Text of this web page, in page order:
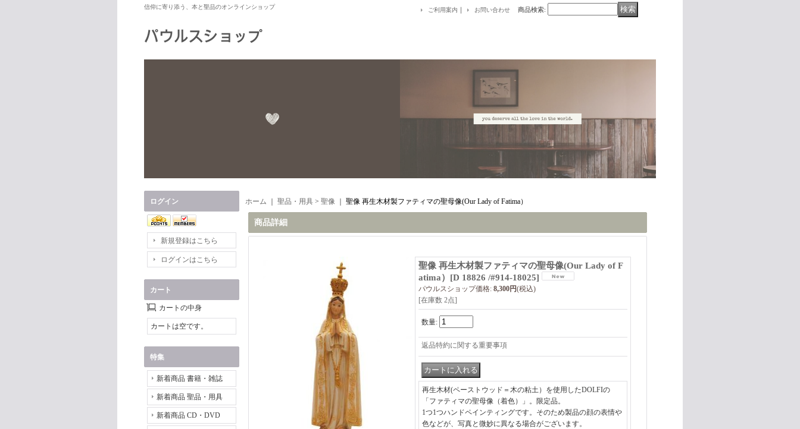
信仰に寄り添う、本と聖品のオンラインショップ ご利用案内 ｜ お問い合わせ 商品検索:
ログイン
新規登録はこちら
ログインはこちら
カート
カートの中身
カートは空です。
特集
新着商品 書籍・雑誌
新着商品 聖品・用具
新着商品 CD・DVD
ホーム 聖品・用具 > 聖像 聖像 再生木材製ファティマの聖母像(Our Lady of Fatima）
商品詳細
聖像 再生木材製ファティマの聖母像(Our Lady of F
atima） [D 18826 /#914-18025]
パウルスショップ価格: 8,300円(税込)
[在庫数 2点]
数量:
返品特約に関する重要事項
再生木材(ペーストウッド＝木の粘土）を使用したDOLFIの
「ファティマの聖母像（着色）」。限定品。
1つ1つハンドペインティングです。そのため製品の顔の表情や
色などが、写真と微妙に異なる場合がございます。